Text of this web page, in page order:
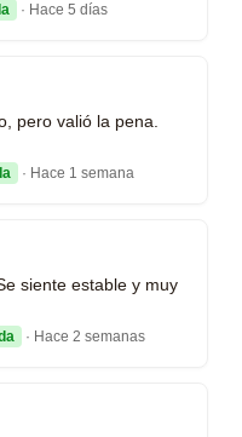
· Hace 5 días
pero valió la pena.
· Hace 1 semana
siente estable y muy
· Hace 2 semanas